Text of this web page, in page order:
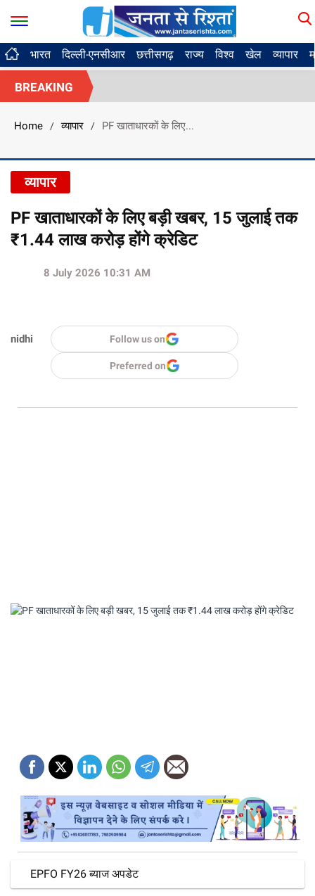
भारत दिल्ली-एनसीआर छत्तीसगढ़ राज्य विश्व खेल व्यापार
BREAKING
Home / व्यापार / PF खाताधारकों के लिए...
व्यापार
PF खाताधारकों के लिए बड़ी खबर, 15 जुलाई तक
₹1.44 लाख करोड़ होंगे क्रेडिट
nidhi
8 July 2026 10:31 AM
Follow us on
Preferred on
EPFO FY26 ब्याज अपडेट